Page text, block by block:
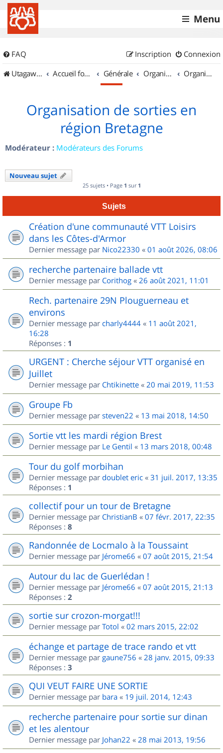
Menu
FAQ Connexion
Inscription
UtagawaVTT (Randos VTT et VTTAE avec traces GPS)
Accueil forum Générale Organisation de sorties & Recherche de partenaires Organisation de sorties en région Bretagne
Organisation de sorties en
région Bretagne
Modérateur : Modérateurs des Forums
Nouveau sujet
25 sujets • Page 1 sur 1
Sujets
Création d'une communauté VTT Loisirs
dans les Côtes-d'Armor
Dernier message par Nico22330 « 01 août 2026, 08:06
recherche partenaire ballade vtt
Dernier message par Corithog « 26 août 2021, 11:01
Rech. partenaire 29N Plouguerneau et
environs
Dernier message par charly4444 « 11 août 2021,
16:28
Réponses : 1
URGENT : Cherche séjour VTT organisé en
Juillet
Dernier message par Chtikinette « 20 mai 2019, 11:53
Groupe Fb
Dernier message par steven22 « 13 mai 2018, 14:50
Sortie vtt les mardi région Brest
Dernier message par Le Gentil « 13 mars 2018, 00:48
Tour du golf morbihan
Dernier message par doublet eric « 31 juil. 2017, 13:35
Réponses : 1
collectif pour un tour de Bretagne
Dernier message par ChristianB « 07 févr. 2017, 22:35
Réponses : 8
Randonnée de Locmalo à la Toussaint
Dernier message par Jérome66 « 07 août 2015, 21:54
Autour du lac de Guerlédan !
Dernier message par Jérome66 « 07 août 2015, 21:13
Réponses : 2
sortie sur crozon-morgat!!!
Dernier message par Totol « 02 mars 2015, 22:02
échange et partage de trace rando et vtt
Dernier message par gaune756 « 28 janv. 2015, 09:33
Réponses : 3
QUI VEUT FAIRE UNE SORTIE
Dernier message par bara « 19 juil. 2014, 12:43
recherche partenaire pour sortie sur dinan
et les alentour
Dernier message par Johan22 « 28 mai 2013, 19:56